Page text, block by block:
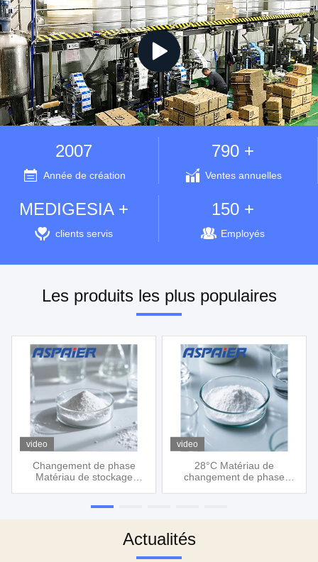
2007
Année de création
790 +
Ventes annuelles
MEDIGESIA +
clients servis
150 +
Employés
Les produits les plus populaires
video
Changement de phase
Matériau de stockage
15°C PCM pour la
glace Économie d'énergie
video
28°C Matériau de
changement de phase
Actualités